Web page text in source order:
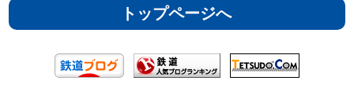
トップページへ